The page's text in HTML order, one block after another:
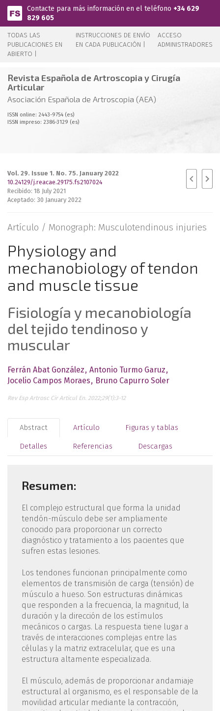
Pasar al contenido principal
Contacte para más información en el teléfono +34 629
829 605
TODAS LAS
PUBLICACIONES EN
ABIERTO |
INSTRUCCIONES DE ENVÍO
EN CADA PUBLICACIÓN |
ACCESO
ADMINISTRADORES
Revista Española de Artroscopia y Cirugía
Articular
Asociación Española de Artroscopia (AEA)
ISSN online: 2443-9754 (es)
ISSN impreso: 2386-3129 (es)
Vol. 29. Issue 1. No. 75. January 2022
10.24129/j.reacae.29175.fs2107024
Recibido: 18 July 2021
Aceptado: 30 January 2022
Artículo / Monograph: Musculotendinous injuries
Physiology and
mechanobiology of tendon
and muscle tissue
Fisiología y mecanobiología
del tejido tendinoso y
muscular
Ferrán Abat González Antonio Turmo Garuz
Jocelio Campos Moraes
Bruno Capurro Soler
Rev Esp Artrosc Cir Articul En. 2022;29(1):3-12
Abstract Artículo Figuras y tablas
Detalles Referencias Descargas
Resumen:
El complejo estructural que forma la unidad
tendón-músculo debe ser ampliamente
conocido para proporcionar un correcto
diagnóstico y tratamiento a los pacientes que
sufren estas lesiones.
Los tendones funcionan principalmente como
elementos de transmisión de carga (tensión) de
músculo a hueso. Son estructuras dinámicas
que responden a la frecuencia, la magnitud, la
duración y la dirección de los estímulos
mecánicos o cargas. La respuesta tiene lugar a
través de interacciones complejas entre las
células y la matriz extracelular, que es una
estructura altamente especializada.
El músculo, además de proporcionar andamiaje
estructural al organismo, es el responsable de la
movilidad articular mediante la contracción,